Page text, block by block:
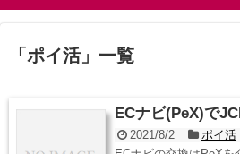
「 ポイ活」 一覧
ECナビ(PeX)で
2021/8/2
ポイ活